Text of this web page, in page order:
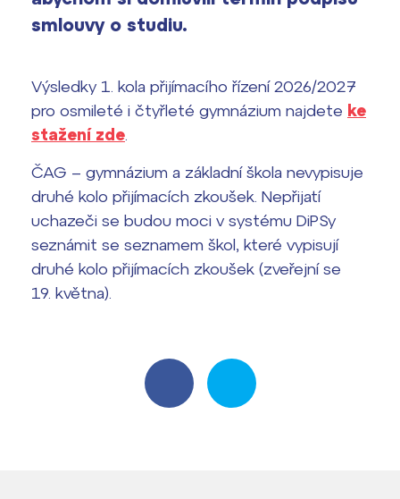
Výsledky 1. kola přijímacího řízení
Maturitní zkoušky
Europass
FOCUSing
Zahraniční stipendia
ČAG studentský
Pomoc! Mám problém!
Harmonogram školního roku
vyhledávání
Bakaláři
Office 365
smlouvy o studiu.
Výsledky 1. kola přijímacího řízení 2026/2027
pro osmileté i čtyřleté gymnázium najdete ke
stažení zde
ČAG – gymnázium a základní škola nevypisuje
druhé kolo přijímacích zkoušek. Nepřijatí
uchazeči se budou moci v systému DiPSy
seznámit se seznamem škol, které vypisují
druhé kolo přijímacích zkoušek (zveřejní se
19. května).